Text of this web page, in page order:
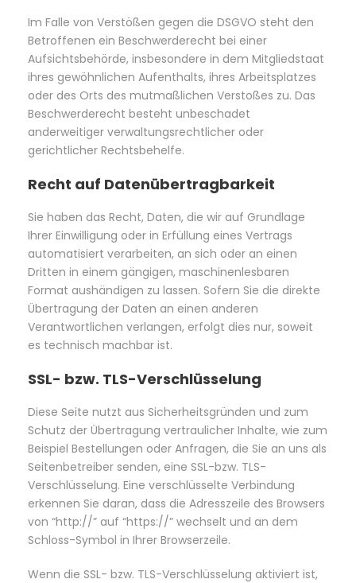
Im Falle von Verstößen gegen die DSGVO steht den
Betroffenen ein Beschwerderecht bei einer
Aufsichtsbehörde, insbesondere in dem Mitgliedstaat
ihres gewöhnlichen Aufenthalts, ihres Arbeitsplatzes
oder des Orts des mutmaßlichen Verstoßes zu. Das
Beschwerderecht besteht unbeschadet
anderweitiger verwaltungsrechtlicher oder
gerichtlicher Rechtsbehelfe.
Recht auf Datenübertragbarkeit
Sie haben das Recht, Daten, die wir auf Grundlage
Ihrer Einwilligung oder in Erfüllung eines Vertrags
automatisiert verarbeiten, an sich oder an einen
Dritten in einem gängigen, maschinenlesbaren
Format aushändigen zu lassen. Sofern Sie die direkte
Übertragung der Daten an einen anderen
Verantwortlichen verlangen, erfolgt dies nur, soweit
es technisch machbar ist.
SSL- bzw. TLS-Verschlüsselung
Diese Seite nutzt aus Sicherheitsgründen und zum
Schutz der Übertragung vertraulicher Inhalte, wie zum
Beispiel Bestellungen oder Anfragen, die Sie an uns als
Seitenbetreiber senden, eine SSL-bzw. TLS-
Verschlüsselung. Eine verschlüsselte Verbindung
erkennen Sie daran, dass die Adresszeile des Browsers
von “http://” auf “https://” wechselt und an dem
Schloss-Symbol in Ihrer Browserzeile.
Wenn die SSL- bzw. TLS-Verschlüsselung aktiviert ist,